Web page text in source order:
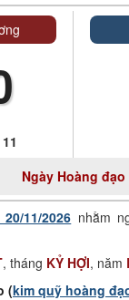
Ngày Hoàng đạo
11/2026 nhằm
, tháng KỶ HỢI, năm
(kim quỹ hoàng